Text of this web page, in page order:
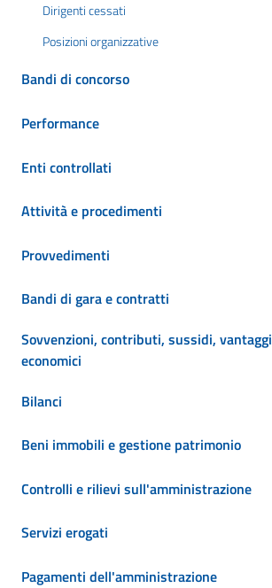
Dirigenti cessati
Posizioni organizzative
Bandi di concorso
Performance
Enti controllati
Attività e procedimenti
Provvedimenti
Bandi di gara e contratti
Sovvenzioni, contributi, sussidi, vantaggi
economici
Bilanci
Beni immobili e gestione patrimonio
Controlli e rilievi sull'amministrazione
Servizi erogati
Pagamenti dell'amministrazione